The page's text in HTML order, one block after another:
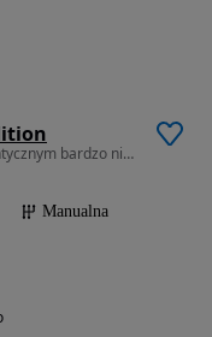
1783 cm3 • 122 KM • Piękny,zadbany z autentycznym bardzo niskim przebiegiem, Polecam
Manualna